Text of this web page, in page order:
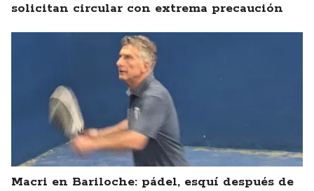
solicitan circular con extrema precaución
Macri en Bariloche: pádel, esquí después de